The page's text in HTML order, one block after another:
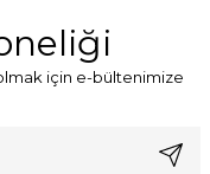
için e-bültenimize